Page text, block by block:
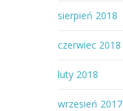
sierpień 2018
czerwiec 2018
luty 2018
wrzesień 2017